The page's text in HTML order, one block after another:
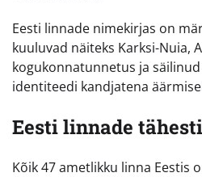
Eesti linnade nimekirjas on
kuuluvad näiteks Karksi-Nuia,
kogukonnatunnetus ja
identiteedi kandjatena
Eesti linnade
Kõik 47 ametlikku linna Eestis